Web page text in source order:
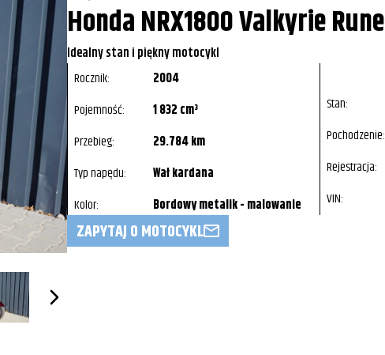
Honda NRX1800 Valkyrie Rune
Idealny stan i piękny motocykl
Rocznik:
2004
Pojemność:
1 832 cm³
Przebieg:
29.784 km
Typ napędu:
Wał kardana
Kolor:
Bordowy metalik - malowanie
Stan:
Pochodzenie:
Rejestracja:
VIN:
ZAPYTAJ O MOTOCYKL